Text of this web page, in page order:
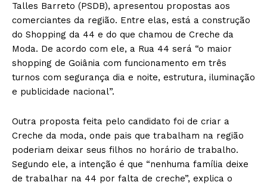
Talles Barreto (PSDB), apresentou propostas aos
comerciantes da região. Entre elas, está a construção
do Shopping da 44 e do que chamou de Creche da
Moda. De acordo com ele, a Rua 44 será “o maior
shopping de Goiânia com funcionamento em três
turnos com segurança dia e noite, estrutura, iluminação
e publicidade nacional”.
Outra proposta feita pelo candidato foi de criar a
Creche da moda, onde pais que trabalham na região
poderiam deixar seus filhos no horário de trabalho.
Segundo ele, a intenção é que “nenhuma família deixe
de trabalhar na 44 por falta de creche”, explica o